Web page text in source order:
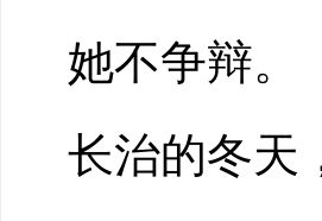
她不争辩。
长治的冬天